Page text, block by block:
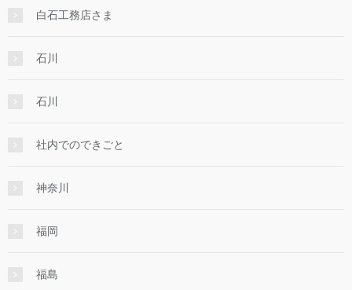
白石工務店さま
石川
石川
社内でのできごと
神奈川
福岡
福島